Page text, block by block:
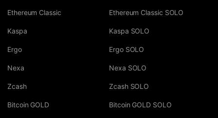
Ethereum Classic
Kaspa
Ergo
Nexa
Zcash
Bitcoin GOLD
Ethereum Classic SOLO
Kaspa SOLO
Ergo SOLO
Nexa SOLO
Zcash SOLO
Bitcoin GOLD SOLO